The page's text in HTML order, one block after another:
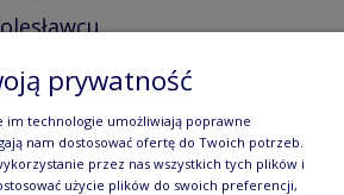
DOSTĘPNOŚCI
prywatność
im technologie umożliwiają poprawne
nam dostosować ofertę do Twoich potrzeb.
przez nas wszystkich tych plików i
użycie plików do swoich preferencji,